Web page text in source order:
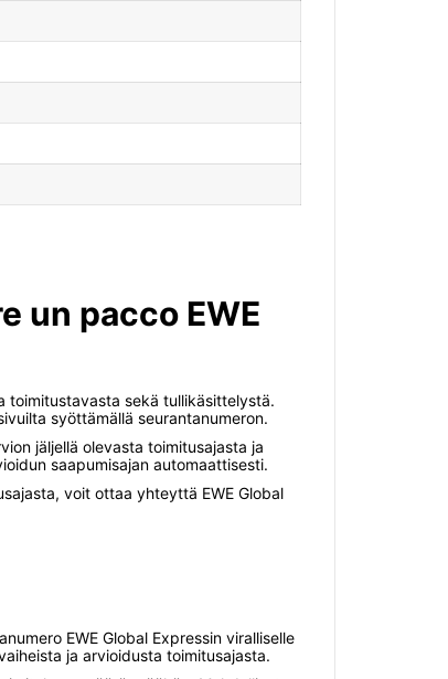
un pacco EWE
toimitustavasta sekä tullikäsittelystä.
syöttämällä seurantanumeron.
jäljellä olevasta toimitusajasta ja
saapumisajan automaattisesti.
voit ottaa yhteyttä EWE Global
EWE Global Expressin viralliselle
ja arvioidusta toimitusajasta.